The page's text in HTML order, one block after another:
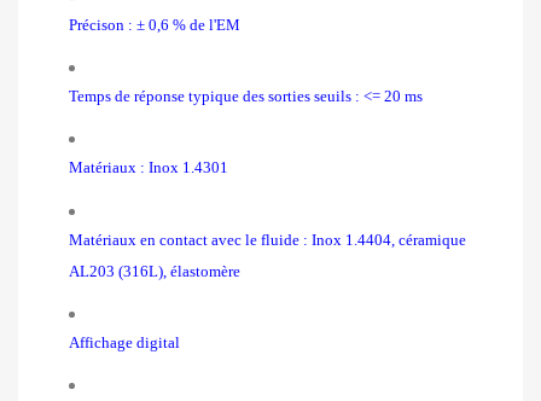
Précison : ± 0,6 % de l'EM
Temps de réponse typique des sorties seuils : <= 20 ms
Matériaux : Inox 1.4301
Matériaux en contact avec le fluide : Inox 1.4404, céramique
AL203 (316L), élastomère
Affichage digital